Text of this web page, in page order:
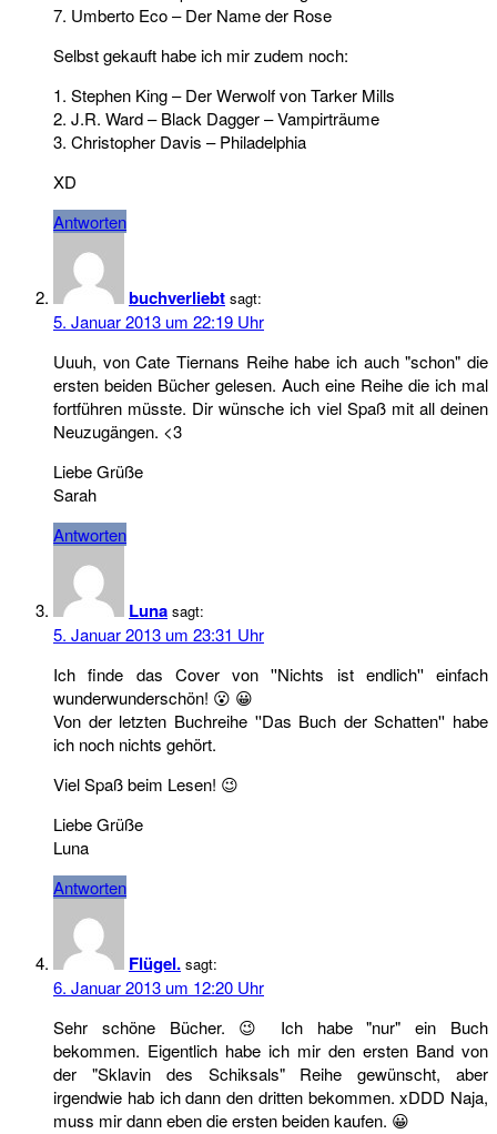
7. Umberto Eco – Der Name der Rose
Selbst gekauft habe ich mir zudem noch:
1. Stephen King – Der Werwolf von Tarker Mills
2. J.R. Ward – Black Dagger – Vampirträume
3. Christopher Davis – Philadelphia
XD
Antworten
buchverliebt sagt:
5. Januar 2013 um 22:19 Uhr
Uuuh, von Cate Tiernans Reihe habe ich auch "schon" die
ersten beiden Bücher gelesen. Auch eine Reihe die ich mal
fortführen müsste. Dir wünsche ich viel Spaß mit all deinen
Neuzugängen. <3
Liebe Grüße
Sarah
Antworten
Luna sagt:
5. Januar 2013 um 23:31 Uhr
Ich finde das Cover von ''Nichts ist endlich'' einfach
wunderwunderschön! 😮 😀
Von der letzten Buchreihe ''Das Buch der Schatten'' habe
ich noch nichts gehört.
Viel Spaß beim Lesen! 😉
Liebe Grüße
Luna
Antworten
Flügel. sagt:
6. Januar 2013 um 12:20 Uhr
Sehr schöne Bücher. 😉 Ich habe "nur" ein Buch
bekommen. Eigentlich habe ich mir den ersten Band von
der "Sklavin des Schiksals" Reihe gewünscht, aber
irgendwie hab ich dann den dritten bekommen. xDDD Naja,
muss mir dann eben die ersten beiden kaufen. 😀